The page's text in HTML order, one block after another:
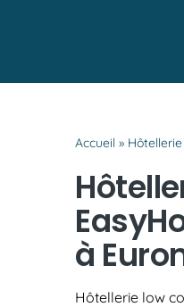
Accueil »
à
Hôtellerie low